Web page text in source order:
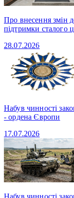
Про внесення змін
підтримки сталого
28.07.2026
Набув чинності
- ордена Європи
17.07.2026
Набув чинності